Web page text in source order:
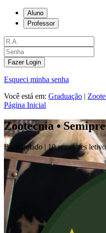
Aluno
Professor
Fazer Login
Esqueci minha senha
Você está em: Graduação |
Página Inicial
Zootecnia •
Bacharelado | 10 semestres